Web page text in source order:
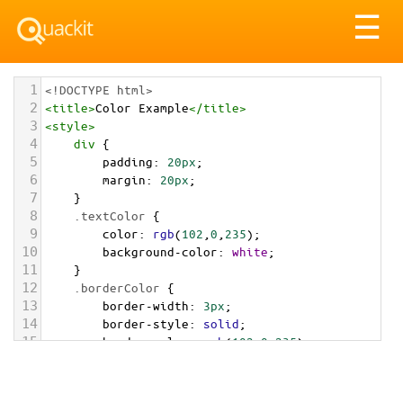
☰
1 <!DOCTYPE html>
2 <title>Color Example</title>
3 <style>
4 div {
5 padding: 20px;
6 margin: 20px;
7 }
8 .textColor {
9 color: rgb(102 0 235);
10 background-color: white;
11 }
12 .borderColor {
13 border-width: 3px;
14 border-style: solid;
15 border-color: rgb(102,0,235);